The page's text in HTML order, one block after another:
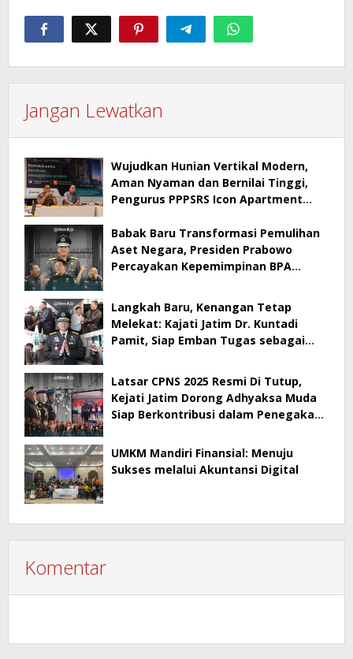
Jangan Lewatkan
Wujudkan Hunian Vertikal Modern,
Aman Nyaman dan Bernilai Tinggi,
Pengurus PPPSRS Icon Apartment
Apps
Babak Baru Transformasi Pemulihan
Aset Negara, Presiden Prabowo
Percayakan Kepemimpinan BPA
Langkah Baru, Kenangan Tetap
Melekat: Kajati Jatim Dr. Kuntadi
Pamit, Siap Emban Tugas sebagai
Latsar CPNS 2025 Resmi Di Tutup,
Kejati Jatim Dorong Adhyaksa Muda
Siap Berkontribusi dalam Penegakan
UMKM Mandiri Finansial: Menuju
Sukses melalui Akuntansi Digital
Komentar